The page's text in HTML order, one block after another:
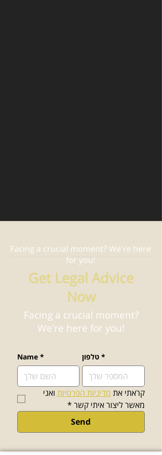
Facing a crucial moment? We're here
for you!
Get Legal Advice
Now
Facing a crucial moment?
We're here for you!
Name * טלפון *
קראתי את מדיניות הפרטיות
מאשר ליצור איתי קשר *
Send